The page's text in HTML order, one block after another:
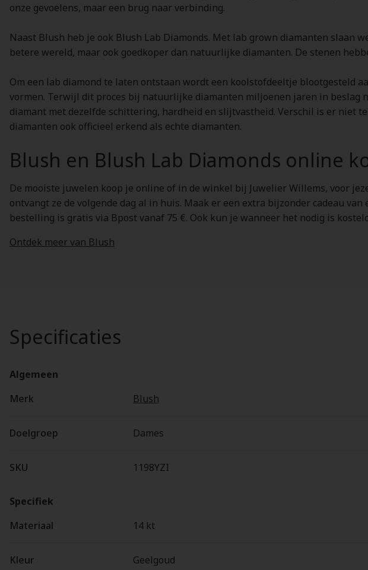
onze gevoelens, maar een brug naar verbinding.
Naast Blush heb je ook Blush Lab Diamonds. Met lab grown diamanten slaan
betere wereld, maar ook goedkoper dan natuurlijke diamanten. De stenen
Om een lab diamond te laten ontstaan wordt een koolstofdeeltje blootgesteld
vormen. Terwijl dit proces bij natuurlijke diamanten miljoenen jaren in beslag
diamant met dezelfde schittering, hardheid en slijtvastheid. Verschil is er niet
diamanten ook officieel erkend als echte diamanten.
Blush en Blush Lab Diamonds online
De mooiste juwelen koop je online of in de winkel bij Juwelier Willems, voor
ontvangt ze de volgende dag al in huis. Maak er een extra bijzonder cadeau
bestelling is gratis via Bpost vanaf 75 €. Ook kun je wanneer het nodig is
Ontdek meer van Blush
Specificaties
Algemeen
Merk
Blush
Doelgroep Dames
SKU 1198YZI
Specifiek
Materiaal
14 kt
Kleur Geelgoud